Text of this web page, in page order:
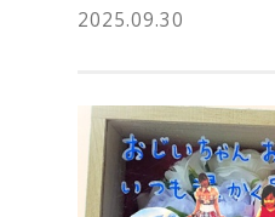
2025.09.30